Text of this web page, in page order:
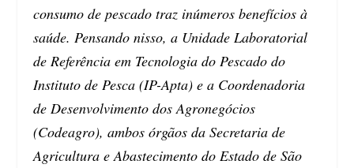
consumo de pescado traz inúmeros benefícios à
saúde. Pensando nisso, a Unidade Laboratorial
de Referência em Tecnologia do Pescado do
Instituto de Pesca (IP-Apta) e a Coordenadoria
de Desenvolvimento dos Agronegócios
(Codeagro), ambos órgãos da Secretaria de
Agricultura e Abastecimento do Estado de São